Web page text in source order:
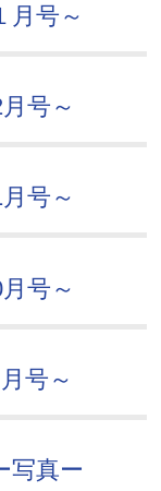
月号～
号～
号～
号～
号～
真ー